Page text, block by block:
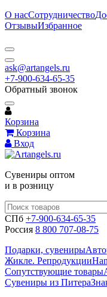
О насСотрудничество
ОтзывыИзбранное
ask@artangels.ru
+7-900-634-65-35
Обратный звонок
Корзина
Корзина
Вход
Сувениры оптом
и в розницу
СПб +7-900-634-65-35
Россия 8 800 707-08-75
Подарки, сувениры
Жикле. Репродукции
Сопутствующие товары
Сувениры из Питера